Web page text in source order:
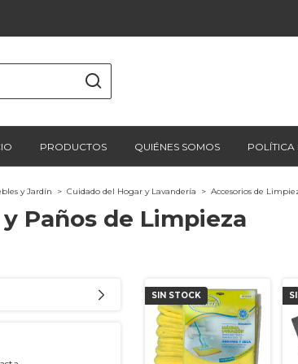
PRODUCTOS QUIÉNES SOMOS POLÍTICA
y Jardín > Cuidado del Hogar y Lavandería > Accesorios de
Paños de Limpieza
SIN STOCK